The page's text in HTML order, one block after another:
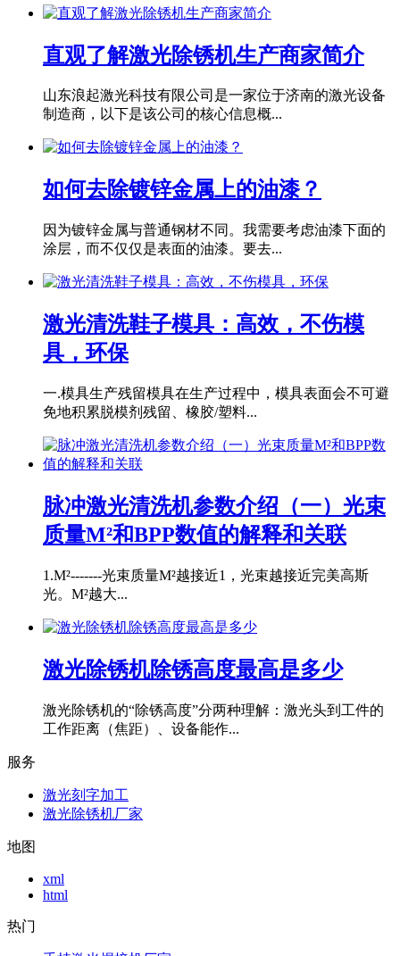
直观了解激光除锈机生产商家简介
山东浪起激光科技有限公司是一家位于济南的激光设备
制造商，以下是该公司的核心信息概...
如何去除镀锌金属上的油漆？
因为镀锌金属与普通钢材不同。我需要考虑油漆下面的
涂层，而不仅仅是表面的油漆。要去...
激光清洗鞋子模具：高效，不伤模
具，环保
一.模具生产残留模具在生产过程中，模具表面会不可避
免地积累脱模剂残留、橡胶/塑料...
脉冲激光清洗机参数介绍（一）光束
质量M²和BPP数值的解释和关联
1.M²-------光束质量M²越接近1，光束越接近完美高斯
光。M²越大...
激光除锈机除锈高度最高是多少
激光除锈机的“除锈高度”分两种理解：激光头到工件的
工作距离（焦距）、设备能作...
服务
激光刻字加工
激光除锈机厂家
地图
xml
html
热门